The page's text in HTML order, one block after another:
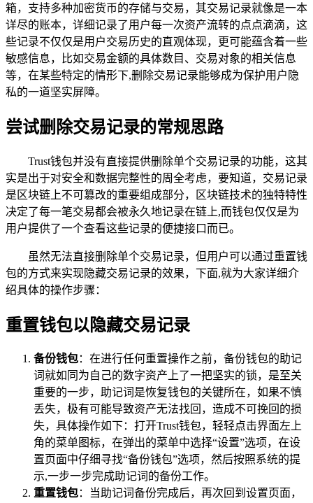
箱，支持多种加密货币的存储与交易，其交易记录就像是一本
详尽的账本，详细记录了用户每一次资产流转的点点滴滴，这
些记录不仅仅是用户交易历史的直观体现，更可能蕴含着一些
敏感信息，比如交易金额的具体数目、交易对象的相关信息
等，在某些特定的情形下,删除交易记录能够成为保护用户隐
私的一道坚实屏障。
尝试删除交易记录的常规思路
Trust钱包并没有直接提供删除单个交易记录的功能，这其
实是出于对安全和数据完整性的周全考虑，要知道，交易记录
是区块链上不可篡改的重要组成部分，区块链技术的独特特性
决定了每一笔交易都会被永久地记录在链上,而钱包仅仅是为
用户提供了一个查看这些记录的便捷接口而已。
虽然无法直接删除单个交易记录，但用户可以通过重置钱
包的方式来实现隐藏交易记录的效果，下面,就为大家详细介
绍具体的操作步骤：
重置钱包以隐藏交易记录
备份钱包：在进行任何重置操作之前，备份钱包的助记
词就如同为自己的数字资产上了一把坚实的锁，是至关
重要的一步，助记词是恢复钱包的关键所在，如果不慎
丢失，极有可能导致资产无法找回，造成不可挽回的损
失，具体操作如下：打开Trust钱包，轻轻点击界面左上
角的菜单图标，在弹出的菜单中选择“设置”选项，在设
置页面中仔细寻找“备份钱包”选项，然后按照系统的提
示,一步一步完成助记词的备份工作。
重置钱包：当助记词备份完成后，再次回到设置页面，